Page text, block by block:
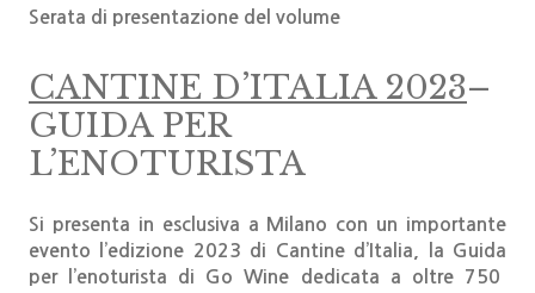
Serata di presentazione del volume
CANTINE D’ITALIA 2023–
GUIDA PER
L’ENOTURISTA
Si presenta in esclusiva a Milano con un importante
evento l’edizione 2023 di Cantine d’Italia, la Guida
per
l’enoturista di Go Wine dedicata a oltre 750